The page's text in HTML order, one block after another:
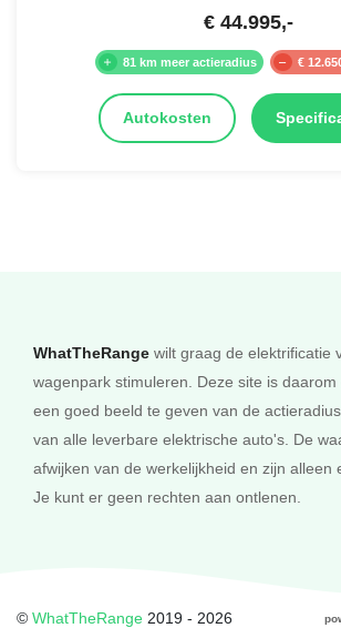
€ 44.995,-
81 km meer actieradius €
Autokosten
WhatTheRange wilt graag de elektrificatie
wagenpark stimuleren. Deze site is
een goed beeld te geven van de
van alle leverbare elektrische auto's. De
afwijken van de werkelijkheid en zijn alleen
Je kunt er geen rechten aan ontlenen.
© WhatTheRange 2019 - 2026